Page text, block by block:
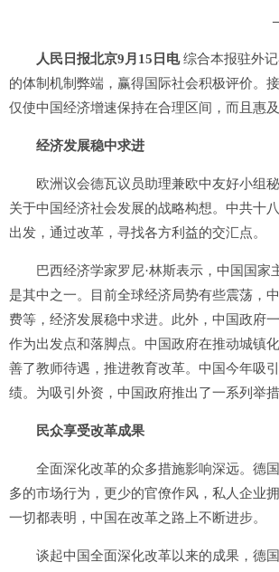
人民日报北京9月15日电综合本报驻外
的体制机制弊端，赢得国际社会积极评价。
仅使中国经济增速保持在合理区间，而且惠
经济发展稳中求进
欧洲议会德瓦议员助理兼欧中友好小组秘
关于中国经济社会发展的战略构想。中共十
出发，通过改革，寻找各方利益的交汇点。
巴西经济学家罗尼·林斯表示，中国国家
是其中之一。目前全球经济局势有些震荡，
费等，经济发展稳中求进。此外，中国政府
作为出发点和落脚点。中国政府在推动城镇
善了教师待遇，推进教育改革。中国今年吸
绩。为吸引外资，中国政府推出了一系列举
民众享受改革成果
全面深化改革的众多措施影响深远。德国
多的市场行为，更少的官僚作风，私人企业
一切都表明，中国在改革之路上不断进步。
谈起中国全面深化改革以来的成果，德国